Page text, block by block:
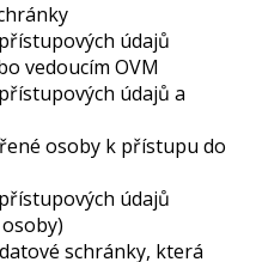
údajů
vedoucím OVM
údajů a
osoby k přístupu do
údajů
schránky, která